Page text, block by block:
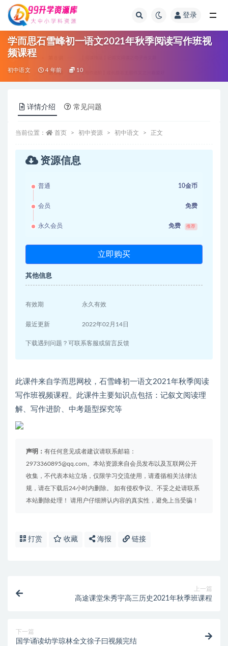
登录
学而思石雪峰初一语文2021年秋季阅读写作班视
频课程
初中语文 4 年前 10
详情介绍 常见问题
当前位置： 首页 初中资源 初中语文 正文
资源信息
普通 10金币
会员 免费
永久会员 免费 推荐
立即购买
其他信息
有效期 永久有效
最近更新 2022年02月14日
下载遇到问题？可联系客服或留言反馈
此课件来自学而思网校，石雪峰初一语文2021年秋季阅读
写作班视频课程。此课件主要知识点包括：记叙文阅读理
解、写作进阶、中考题型探究等
声明： 有任何意见或者建议请联系邮箱：
2973360895@qq.com。本站资源来自会员发布以及互联网公开
收集，不代表本站立场，仅限学习交流使用，请遵循相关法律法
规，请在下载后24小时内删除。 如有侵权争议、不妥之处请联系
本站删除处理！ 请用户仔细辨认内容的真实性，避免上当受骗！
打赏 收藏 海报 链接
上一篇
高途课堂朱秀宇高三历史2021年秋季班课程
下一篇
国学诵读幼学琼林全文徐子曰视频完结